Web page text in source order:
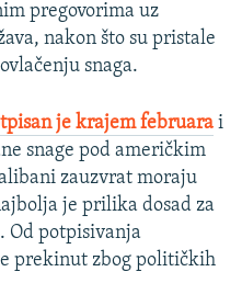
pregovorima uz
nakon što su pristale
snaga.
je krajem februara i
snage pod američkim
zauzvrat moraju
je prilika dosad za
Od potpisivanja
prekinut zbog političkih